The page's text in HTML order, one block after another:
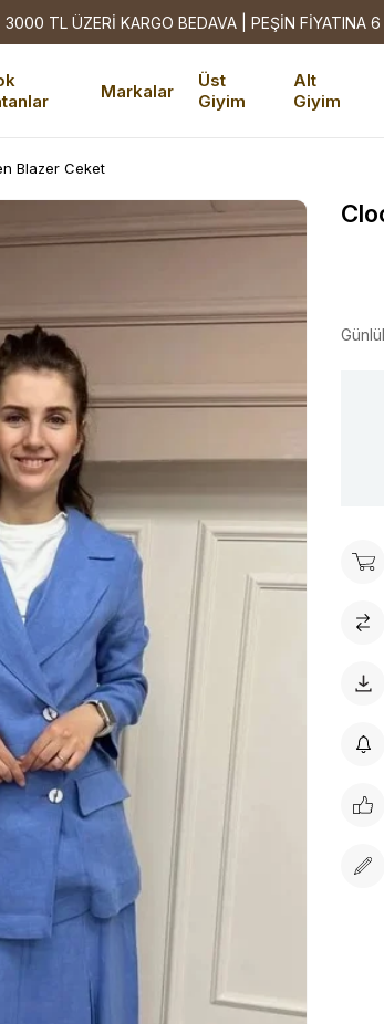
3000 TL ÜZERİ KARGO BEDAVA | PEŞİN FİYATINA
Markalar
Üst
Giyim
Alt
Giyim
Blazer Ceket